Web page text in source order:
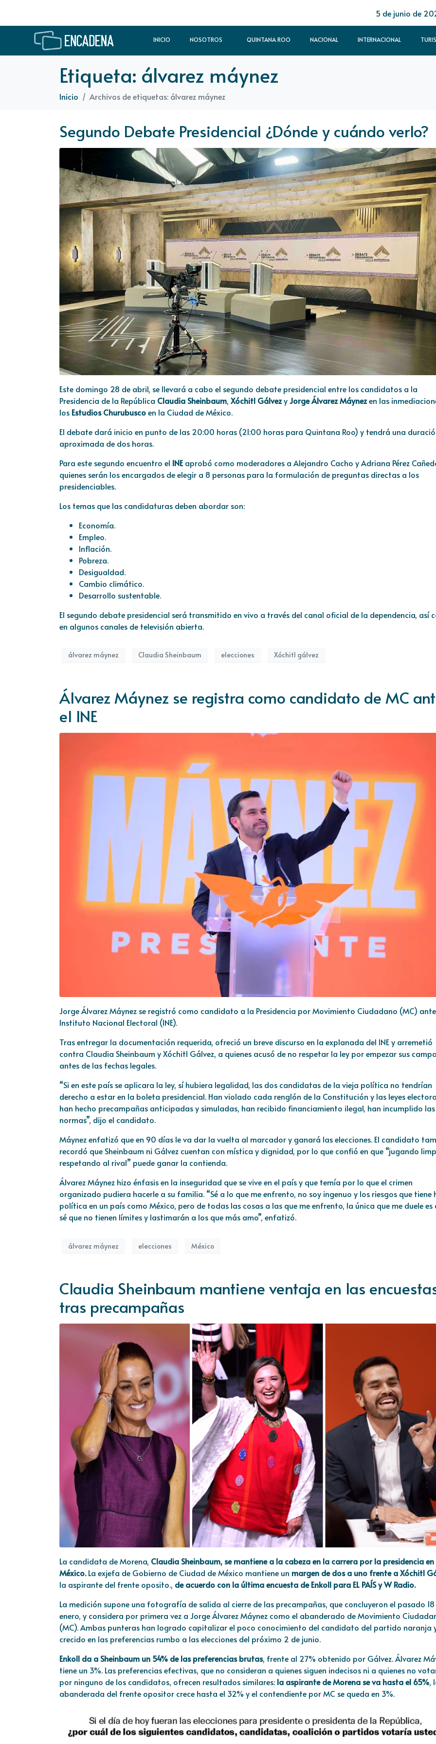
5 de junio de
INICIO NOSOTROS QUINTANA ROO NACIONAL INTERNACIONAL
Etiqueta: álvarez máynez
Inicio Archivos de etiquetas: álvarez máynez
Segundo Debate Presidencial ¿Dónde y cuándo verlo?
Este domingo 28 de abril, se llevará a cabo el segundo debate presidencial entre los candidatos a la
Presidencia de la República Claudia Sheinbaum, Xóchitl GálvezyJorge Álvarez Máynezen las
los Estudios Churubuscoen la Ciudad de México.
El debate dará inicio en punto de las 20:00 horas (21:00 horas para Quintana Roo) y tendrá una
aproximada de dos horas.
Para este segundo encuentro el INEaprobó como moderadores a Alejandro Cacho y Adriana Pérez
quienes serán los encargados de elegir a 8 personas para la formulación de preguntas directas a los
presidenciables.
Los temas que las candidaturas deben abordar son:
Economía.
Empleo.
Inflación.
Pobreza.
Desigualdad.
Cambio climático.
Desarrollo sustentable.
El segundo debate presidencial será transmitido en vivo a través del canal oficial de la dependencia, así
en algunos canales de televisión abierta.
álvarez máynez Claudia Sheinbaum elecciones Xóchitl gálvez
Álvarez Máynez se registra como candidato de MC
el INE
Jorge Álvarez Máynez se registró como candidato a la Presidencia por Movimiento Ciudadano (MC)
Instituto Nacional Electoral (INE).
Tras entregar la documentación requerida, ofreció un breve discurso en la explanada del INE y arremetió
contra Claudia Sheinbaum y Xóchitl Gálvez, a quienes acusó de no respetar la ley por empezar sus
antes de las fechas legales.
“Si en este país se aplicara la ley, sí hubiera legalidad, las dos candidatas de la vieja política no tendrían
derecho a estar en la boleta presidencial. Han violado cada renglón de la Constitución y las leyes
han hecho precampañas anticipadas y simuladas, han recibido financiamiento ilegal, han incumplido las
normas”, dijo el candidato.
Máynez enfatizó que en 90 días le va dar la vuelta al marcador y ganará las elecciones. El candidato
recordó que Sheinbaum ni Gálvez cuentan con mística y dignidad, por lo que confió en que “jugando
respetando al rival” puede ganar la contienda.
Álvarez Máynez hizo énfasis en la inseguridad que se vive en el país y que temía por lo que el crimen
organizado pudiera hacerle a su familia. “Sé a lo que me enfrento, no soy ingenuo y los riesgos que tiene
política en un país como México, pero de todas las cosas a las que me enfrento, la única que me duele es
sé que no tienen límites y lastimarán a los que más amo”, enfatizó.
álvarez máynez elecciones México
Claudia Sheinbaum mantiene ventaja en las
tras precampañas
La candidata de Morena, Claudia Sheinbaum, se mantiene a la cabeza en la carrera por la presidencia en
México.La exjefa de Gobierno de Ciudad de México mantiene un margen de dos a uno frente a Xóchitl
la aspirante del frente oposito., de acuerdo con la última encuesta de Enkoll para EL PAÍS y W Radio.
La medición supone una fotografía de salida al cierre de las precampañas, que concluyeron el pasado
enero, y considera por primera vez a Jorge Álvarez Máynez como el abanderado de Movimiento
(MC). Ambas punteras han logrado capitalizar el poco conocimiento del candidato del partido naranja
crecido en las preferencias rumbo a las elecciones del próximo 2 de junio.
Enkoll da a Sheinbaum un 54% de las preferencias brutas, frente al 27% obtenido por Gálvez. Álvarez
tiene un 3%. Las preferencias efectivas, que no consideran a quienes siguen indecisos ni a quienes no
por ninguno de los candidatos, ofrecen resultados similares: la aspirante de Morena se va hasta el 65%,
abanderada del frente opositor crece hasta el 32% y el contendiente por MC se queda en 3%.